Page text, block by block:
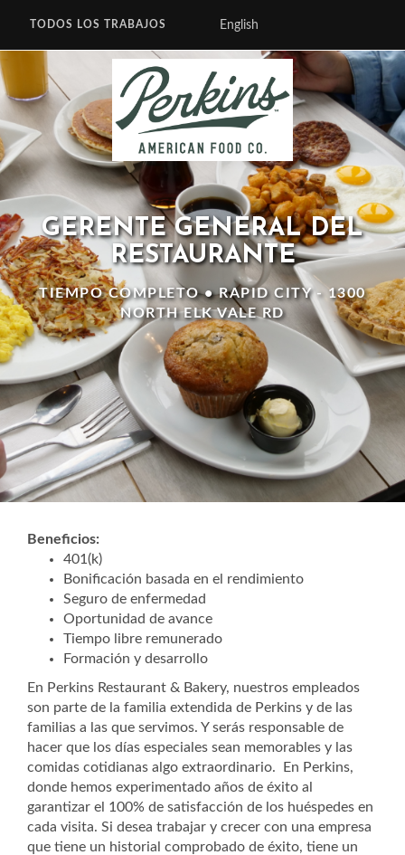
TODOS LOS TRABAJOS English
GERENTE GENERAL DEL
RESTAURANTE
TIEMPO COMPLETO • RAPID CITY - 1300
NORTH ELK VALE RD
Beneficios:
401(k)
Bonificación basada en el rendimiento
Seguro de enfermedad
Oportunidad de avance
Tiempo libre remunerado
Formación y desarrollo
En Perkins Restaurant & Bakery, nuestros empleados
son parte de la familia extendida de Perkins y de las
familias a las que servimos. Y serás responsable de
hacer que los días especiales sean memorables y las
comidas cotidianas algo extraordinario. En Perkins,
donde hemos experimentado años de éxito al
garantizar el 100% de satisfacción de los huéspedes en
cada visita. Si desea trabajar y crecer con una empresa
que tiene un historial comprobado de éxito, tiene un